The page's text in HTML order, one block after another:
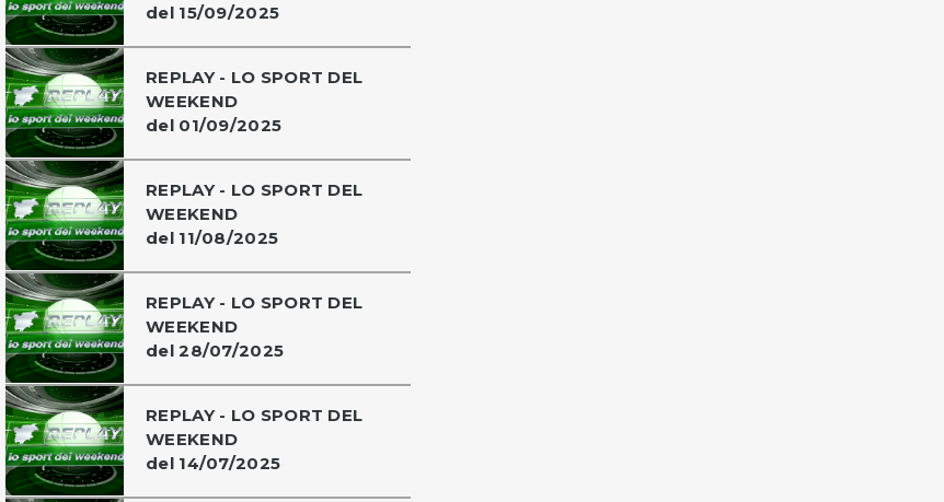
del 15/09/2025
REPLAY - LO SPORT DEL
WEEKEND
del 01/09/2025
REPLAY - LO SPORT DEL
WEEKEND
del 11/08/2025
REPLAY - LO SPORT DEL
WEEKEND
del 28/07/2025
REPLAY - LO SPORT DEL
WEEKEND
del 14/07/2025